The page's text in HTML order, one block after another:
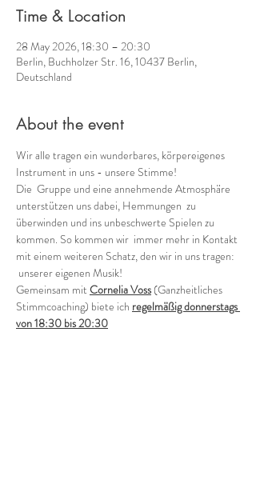
Time & Location
28 May 2026, 18:30 – 20:30
Berlin, Buchholzer Str. 16, 10437 Berlin,
Deutschland
About the event
Wir alle tragen ein wunderbares, körpereigenes
Instrument in uns - unsere Stimme!
Die  Gruppe und eine annehmende Atmosphäre
unterstützen uns dabei, Hemmungen  zu
überwinden und ins unbeschwerte Spielen zu
kommen. So kommen wir  immer mehr in Kontakt
mit einem weiteren Schatz, den wir in uns tragen:
unserer eigenen Musik!
Gemeinsam mit Cornelia Voss (Ganzheitliches
Stimmcoaching) biete ich regelmäßig donnerstags
von 18:30 bis 20:30